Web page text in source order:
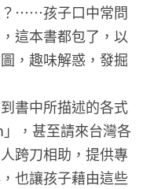
？……孩子口中常問
這本書都包了，以
，趣味解惑，發掘
書中所描述的各式
，甚至請來台灣各
跨刀相助，提供專
也讓孩子藉由這些